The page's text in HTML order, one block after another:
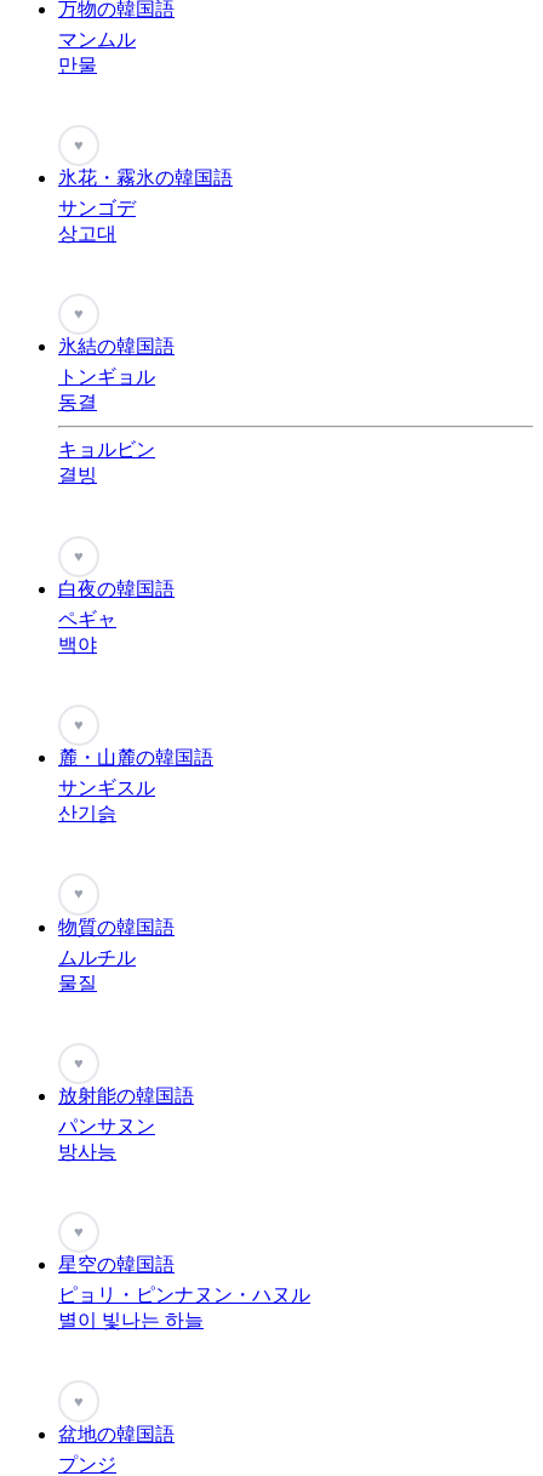
万物の韓国語
マンムル
만물
♥
氷花・霧氷の韓国語
サンゴデ
상고대
♥
氷結の韓国語
トンギョル
동결
キョルビン
결빙
♥
白夜の韓国語
ペギャ
백야
♥
麓・山麓の韓国語
サンギスル
산기슭
♥
物質の韓国語
ムルチル
물질
♥
放射能の韓国語
パンサヌン
방사능
♥
星空の韓国語
ピョリ・ピンナヌン・ハヌル
별이 빛나는 하늘
♥
盆地の韓国語
プンジ